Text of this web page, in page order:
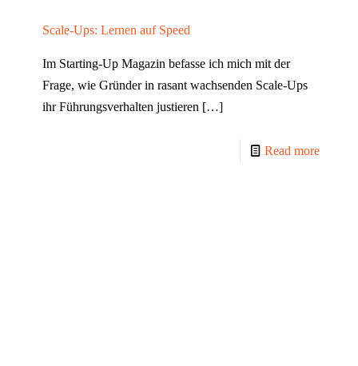
Scale-Ups: Lernen auf Speed
Im Starting-Up Magazin befasse ich mich mit der
Frage, wie Gründer in rasant wachsenden Scale-Ups
ihr Führungsverhalten justieren […]
Read more